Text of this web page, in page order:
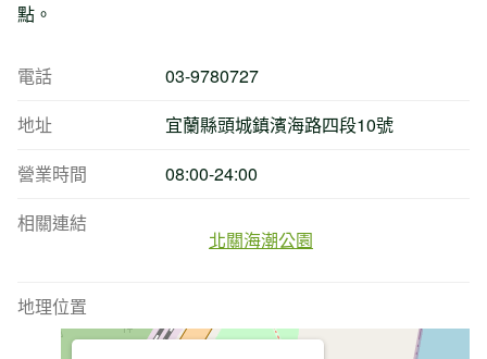
點。
電話
03-9780727
地址
宜蘭縣頭城鎮濱海路四段10號
營業時間
08:00-24:00
相關連結
北關海潮公園
地理位置